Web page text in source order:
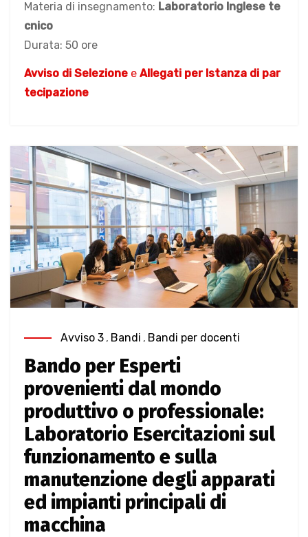
Materia di insegnamento: Laboratorio Inglese te
cnico
Durata: 50 ore
Avviso di Selezione e Allegati per Istanza di par
tecipazione
Avviso 3 , Bandi , Bandi per docenti
Bando per Esperti
provenienti dal mondo
produttivo o professionale:
Laboratorio Esercitazioni sul
funzionamento e sulla
manutenzione degli apparati
ed impianti principali di
macchina